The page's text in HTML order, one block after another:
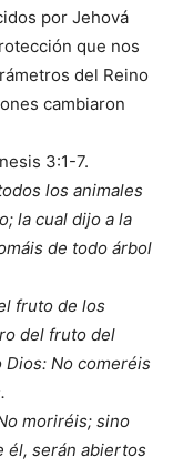
por Jehová
que nos
del Reino
cambiaron
3:1-7.
los animales
la cual dijo a la
de todo árbol
fruto de los
del fruto del
No comeréis
moriréis; sino
él, serán abiertos